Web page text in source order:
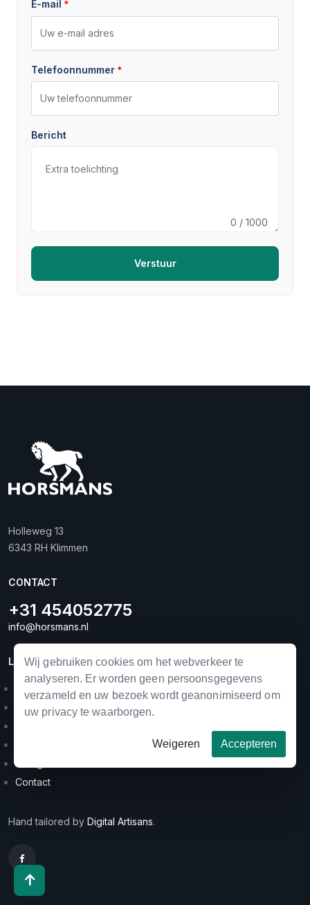
Wij gebruiken cookies om het webverkeer te
analyseren. Er worden geen persoonsgegevens
verzameld en uw bezoek wordt geanonimiseerd om
uw privacy te waarborgen.
Weigeren Accepteren
E-mail
Telefoonnummer
Bericht
0 / 1000
Verstuur
Holleweg 13
6343 RH Klimmen
CONTACT
+31 454052775
info@horsmans.nl
LINKS
Landbouwmechanisatie
Horse equipment
Categorieën
Contact
Hand tailored by Digital Artisans.